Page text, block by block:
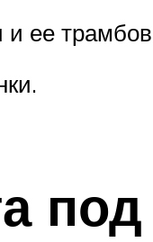
ее
под